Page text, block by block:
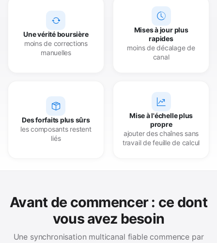
Une vérité boursière
moins de corrections
manuelles
Mises à jour plus
rapides
moins de décalage de
canal
Des forfaits plus sûrs
les composants restent
liés
Mise à l'échelle plus
propre
ajouter des chaînes sans
travail de feuille de calcul
Avant de commencer : ce dont
vous avez besoin
Une synchronisation multicanal fiable commence par